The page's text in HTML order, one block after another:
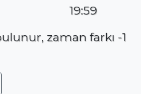
19:59
zaman farkı -1